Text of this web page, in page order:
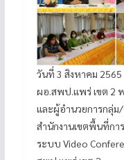
วันที่ 3 สิงหาคม 2565
ผอ.สพป.แพร่ เขต 2
และผู้อำนวยการกลุ่ม
สำนักงานเขตพื้นที่ก
ระบบ Video